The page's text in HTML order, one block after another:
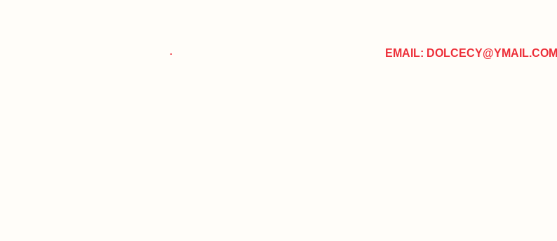
. EMAIL: DOLCECY@YMAIL.COM